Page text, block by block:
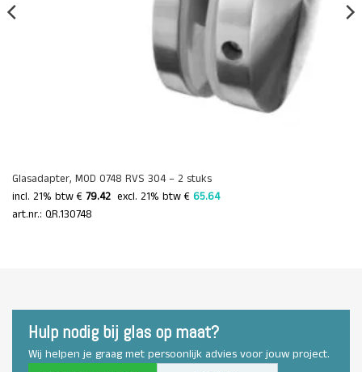
Glasadapter, MOD 0748 RVS 304 – 2 stuks
incl. 21% btw € 79.42 excl. 21% btw € 65.64
art.nr.: QR.130748
Hulp nodig bij glas op maat?
Wij helpen je graag met persoonlijk advies voor jouw project.